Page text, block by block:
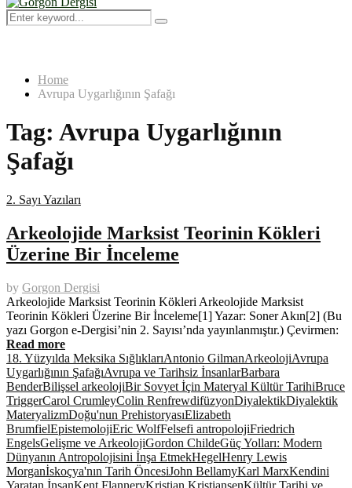
Menu
Search
for:
Search
Home
Avrupa Uygarlığının Şafağı
Tag: Avrupa Uygarlığının
Şafağı
2. Sayı Yazıları
Arkeolojide Marksist Teorinin Kökleri
Üzerine Bir İnceleme
by Gorgon Dergisi
Arkeolojide Marksist Teorinin Kökleri Arkeolojide Marksist
Teorinin Kökleri Üzerine Bir İnceleme[1] Yazar: Soner Akın[2] (Bu
yazı Gorgon e-Dergisi’nin 2. Sayısı’nda yayınlanmıştır.) Çevirmen:
Read more
18. Yüzyılda Meksika SığlıklarıAntonio GilmanArkeolojiAvrupa
Uygarlığının ŞafağıAvrupa ve Tarihsiz İnsanlarBarbara
BenderBilişsel arkeolojiBir Sovyet İçin Materyal Kültür TarihiBruce
TriggerCarol CrumleyColin RenfrewdifüzyonDiyalektikDiyalektik
MateryalizmDoğu'nun PrehistoryasıElizabeth
BrumfielEpistemolojiEric WolfFelsefi antropolojiFriedrich
EngelsGelişme ve ArkeolojiGordon ChildeGüç Yolları: Modern
Dünyanın Antropolojisini İnşa EtmekHegelHenry Lewis
Morganİskoçya'nın Tarih ÖncesiJohn BellamyKarl MarxKendini
Yaratan İnsanKent FlanneryKristian KristiansenKültür Tarihi ve